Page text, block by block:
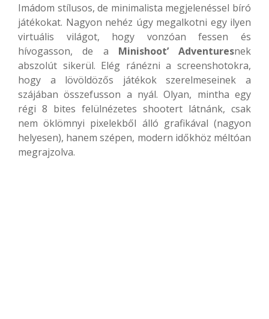
Imádom stílusos, de minimalista megjelenéssel bíró
játékokat. Nagyon nehéz úgy megalkotni egy ilyen
virtuális világot, hogy vonzóan fessen és
hívogasson, de a Minishoot’ Adventuresnek
abszolút sikerül. Elég ránézni a screenshotokra,
hogy a lövöldözős játékok szerelmeseinek a
szájában összefusson a nyál. Olyan, mintha egy
régi 8 bites felülnézetes shootert látnánk, csak
nem öklömnyi pixelekből álló grafikával (nagyon
helyesen), hanem szépen, modern időkhöz méltóan
megrajzolva.